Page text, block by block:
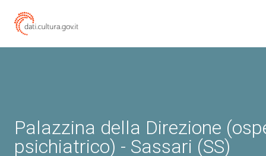
Palazzina della Direzione
psichiatrico) - Sassari (SS)